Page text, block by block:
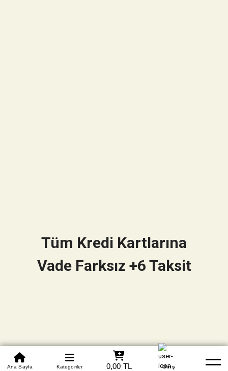
0850 305 09 70
Beden Tablosu Banka Hesapları Whatsapp Yardım
Ana Sayfa Kategoriler 0,00 TL Giriş
Tüm Kredi Kartlarına
Vade Farksız +6 Taksit